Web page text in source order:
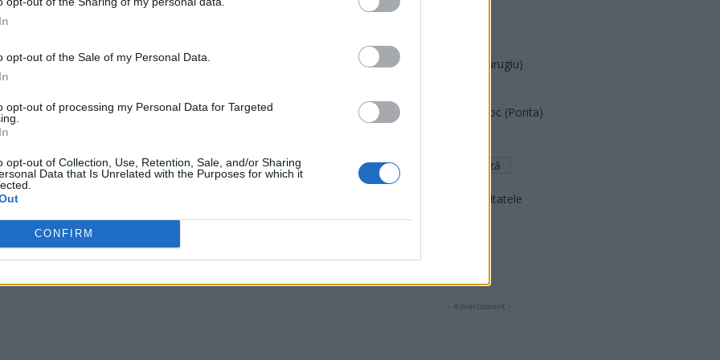
opt-out of the Sale of my Personal Data.
opt-out of processing my Personal Data for Targeted
opt-out of Collection, Use, Retention, Sale, and/or Sharing
Data that Is Unrelated with the Purposes for which it
CONFIRM
milioane de dolari, ani buni, companiilor de casă din
deranjat de măreția ei, topea măreția Ungariei lui.
neaoșe din Transilvania. Să adune voturi. Milioane
peste noi, în aplauzele suveraniștilor noștri. Viktor
Ilegalități peste ilegalități. Ați văzut vreun deranj
Nimic! Liniște totală. Suveranismul nu trebuie
-
PNȚCD (Pavelescu)
Partidul Patrioților (Surugiu)
România pe Primul Loc (Ponta)
Arată rezultatele
- Advertisment -